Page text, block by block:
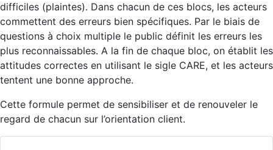
difficiles (plaintes). Dans chacun de ces blocs, les acteurs
commettent des erreurs bien spécifiques. Par le biais de
questions à choix multiple le public définit les erreurs les
plus reconnaissables. A la fin de chaque bloc, on établit les
attitudes correctes en utilisant le sigle CARE, et les acteurs
tentent une bonne approche.
Cette formule permet de sensibiliser et de renouveler le
regard de chacun sur l’orientation client.